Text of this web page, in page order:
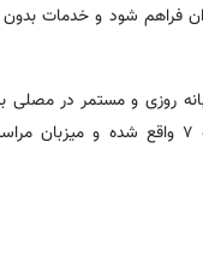
فراهم شود و خدمات
روزی و مستمر در مصلی
که در محدوده منطقه ۷ واقع شده و